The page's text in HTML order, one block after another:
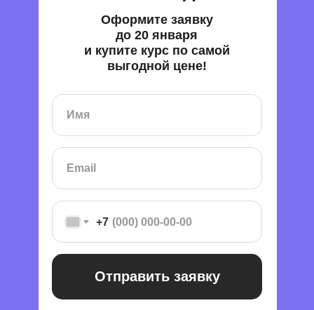
+7
Отправить заявку
Оформите заявку
до 20 января
и купите курс по самой
выгодной цене!